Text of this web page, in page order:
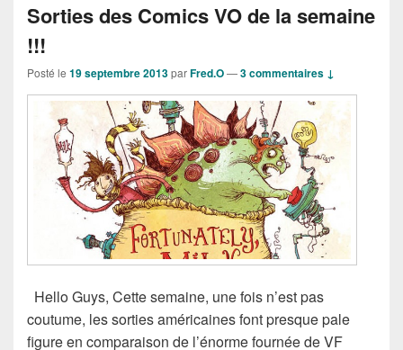
Sorties des Comics VO de la semaine
!!!
Posté le 19 septembre 2013parFred.O—3 commentaires ↓
Hello Guys, Cette semaine, une fois n’est pas
coutume, les sorties américaines font presque pale
figure en comparaison de l’énorme fournée de VF